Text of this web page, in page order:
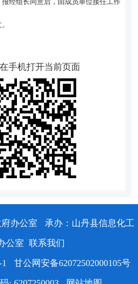
经组长同意后，由成员单位接任工作
手机打开当前页面
办公室
承办：山丹县信息化工
公室 联系我们
甘公网安备62072502000105号